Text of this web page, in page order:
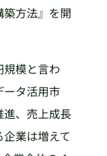
方法』を開
模と言わ
ータ活用市
、売上成長
業は増えて